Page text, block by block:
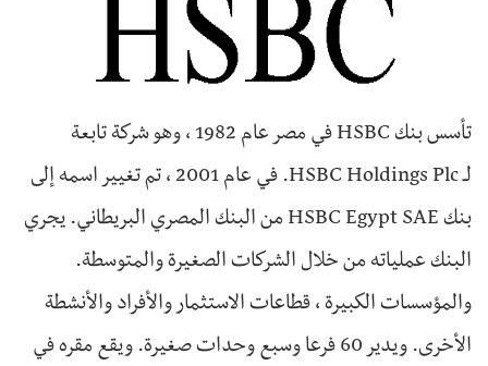
تأسس بنك HSBC في مصر عام 1982 ، وهو شركة تابعة
لـ HSBC Holdings Plc. في عام 2001 ، تم تغيير اسمه إلى
بنك HSBC Egypt SAE من البنك المصري البريطاني. يجري
البنك عملياته من خلال الشركات الصغيرة والمتوسطة.
والمؤسسات الكبيرة ، قطاعات الاستثمار والأفراد والأنشطة
الأخرى. ويدير 60 فرعا وسبع وحدات صغيرة. ويقع مقره في